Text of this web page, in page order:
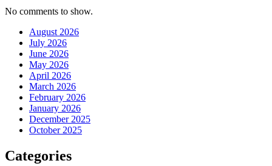
No comments to show.
August 2026
July 2026
June 2026
May 2026
April 2026
March 2026
February 2026
January 2026
December 2025
October 2025
Categories